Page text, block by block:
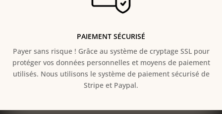
PAIEMENT SÉCURISÉ
Payer sans risque ! Grâce au système de cryptage SSL pour
protéger vos données personnelles et moyens de paiement
utilisés. Nous utilisons le système de paiement sécurisé de
Stripe et Paypal.